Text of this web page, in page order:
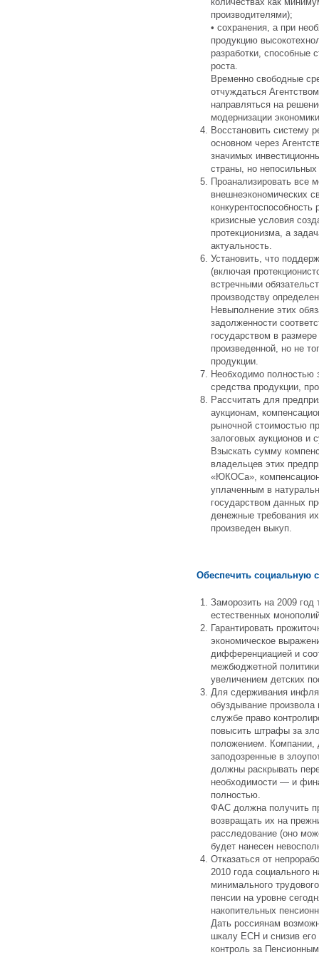
производителями);
• сохранения, а при
продукцию
разработки, способные
роста.
Временно свободные
отчуждаться
направляться на
модернизации
Восстановить систему
основном через
значимых
страны, но непосильных
Проанализировать все
внешнеэкономических
кризисные условия
протекционизма, а
актуальность.
Установить, что
(включая
встречными
производству
Невыполнение этих
задолженности
государством в
произведенной, но не
продукции.
Необходимо полностью
средства продукции,
Рассчитать для
аукционам,
рыночной стоимостью
залоговых аукционов
Взыскать сумму
владельцев этих
«ЮКОСа»,
уплаченным в
государством данных
денежные требования
произведен выкуп.
Обеспечить социальную
Заморозить на 2009
естественных
Гарантировать
экономическое
дифференциацией и
межбюджетной
увеличением детских
Для сдерживания
обуздывание
службе право
повысить штрафы за
положением.
заподозренные в
должны раскрывать
необходимости — и
полностью.
ФАС должна получить
возвращать их на
расследование (оно
будет нанесен
Отказаться от
2010 года социального
минимального
пенсии на уровне
накопительных
Дать россиянам
шкалу ЕСН и снизив
контроль за